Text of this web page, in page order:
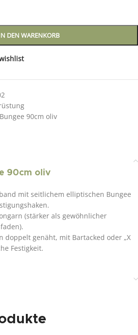
DEN WARENKORB
90cm oliv
90cm oliv
mit seitlichem elliptischen Bungee
(stärker als gewöhnlicher
doppelt genäht, mit Bartacked oder „X
Festigkeit.